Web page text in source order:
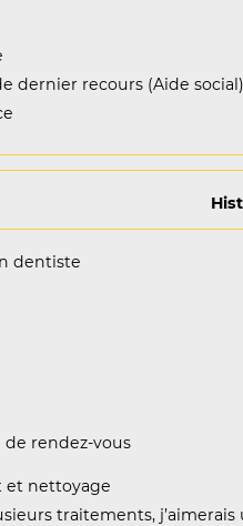
dernier recours (Aide social)
dentiste
de rendez-vous
et nettoyage
traitements,